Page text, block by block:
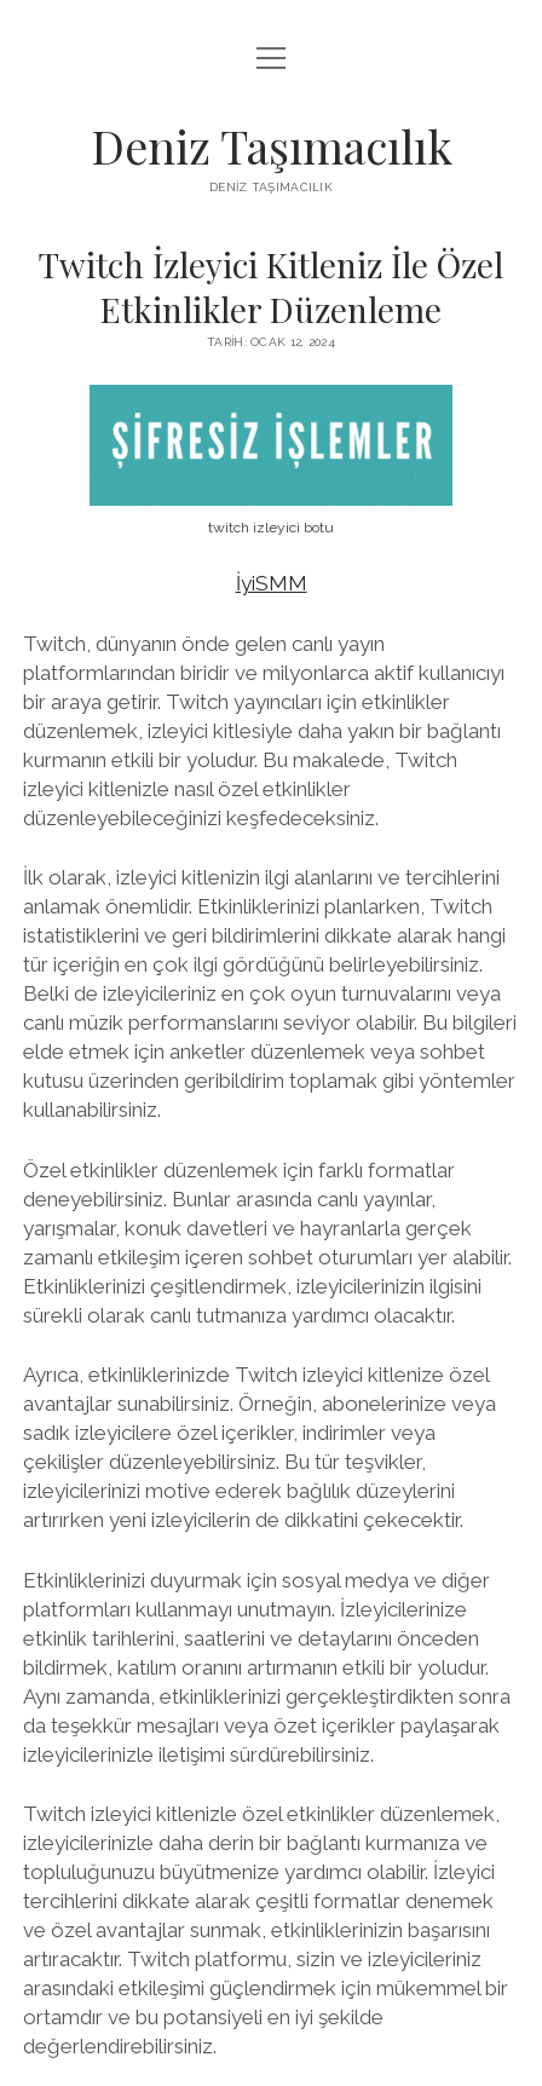
IGTV BEĞENI KASMA PARASIZ
SAYFA LISTESI
TWITTER PROFIL RESMI NASIL DEĞIŞTIRILIR
menüyü
aç
Deniz Taşımacılık
DENIZ TAŞIMACILIK
Twitch İzleyici Kitleniz İle Özel
Etkinlikler Düzenleme
TARIH: OCAK 12, 2024
twitch izleyici botu
İyiSMM
Twitch, dünyanın önde gelen canlı yayın
platformlarından biridir ve milyonlarca aktif kullanıcıyı
bir araya getirir. Twitch yayıncıları için etkinlikler
düzenlemek, izleyici kitlesiyle daha yakın bir bağlantı
kurmanın etkili bir yoludur. Bu makalede, Twitch
izleyici kitlenizle nasıl özel etkinlikler
düzenleyebileceğinizi keşfedeceksiniz.
İlk olarak, izleyici kitlenizin ilgi alanlarını ve tercihlerini
anlamak önemlidir. Etkinliklerinizi planlarken, Twitch
istatistiklerini ve geri bildirimlerini dikkate alarak hangi
tür içeriğin en çok ilgi gördüğünü belirleyebilirsiniz.
Belki de izleyicileriniz en çok oyun turnuvalarını veya
canlı müzik performanslarını seviyor olabilir. Bu bilgileri
elde etmek için anketler düzenlemek veya sohbet
kutusu üzerinden geribildirim toplamak gibi yöntemler
kullanabilirsiniz.
Özel etkinlikler düzenlemek için farklı formatlar
deneyebilirsiniz. Bunlar arasında canlı yayınlar,
yarışmalar, konuk davetleri ve hayranlarla gerçek
zamanlı etkileşim içeren sohbet oturumları yer alabilir.
Etkinliklerinizi çeşitlendirmek, izleyicilerinizin ilgisini
sürekli olarak canlı tutmanıza yardımcı olacaktır.
Ayrıca, etkinliklerinizde Twitch izleyici kitlenize özel
avantajlar sunabilirsiniz. Örneğin, abonelerinize veya
sadık izleyicilere özel içerikler, indirimler veya
çekilişler düzenleyebilirsiniz. Bu tür teşvikler,
izleyicilerinizi motive ederek bağlılık düzeylerini
artırırken yeni izleyicilerin de dikkatini çekecektir.
Etkinliklerinizi duyurmak için sosyal medya ve diğer
platformları kullanmayı unutmayın. İzleyicilerinize
etkinlik tarihlerini, saatlerini ve detaylarını önceden
bildirmek, katılım oranını artırmanın etkili bir yoludur.
Aynı zamanda, etkinliklerinizi gerçekleştirdikten sonra
da teşekkür mesajları veya özet içerikler paylaşarak
izleyicilerinizle iletişimi sürdürebilirsiniz.
Twitch izleyici kitlenizle özel etkinlikler düzenlemek,
izleyicilerinizle daha derin bir bağlantı kurmanıza ve
topluluğunuzu büyütmenize yardımcı olabilir. İzleyici
tercihlerini dikkate alarak çeşitli formatlar denemek
ve özel avantajlar sunmak, etkinliklerinizin başarısını
artıracaktır. Twitch platformu, sizin ve izleyicileriniz
arasındaki etkileşimi güçlendirmek için mükemmel bir
ortamdır ve bu potansiyeli en iyi şekilde
değerlendirebilirsiniz.